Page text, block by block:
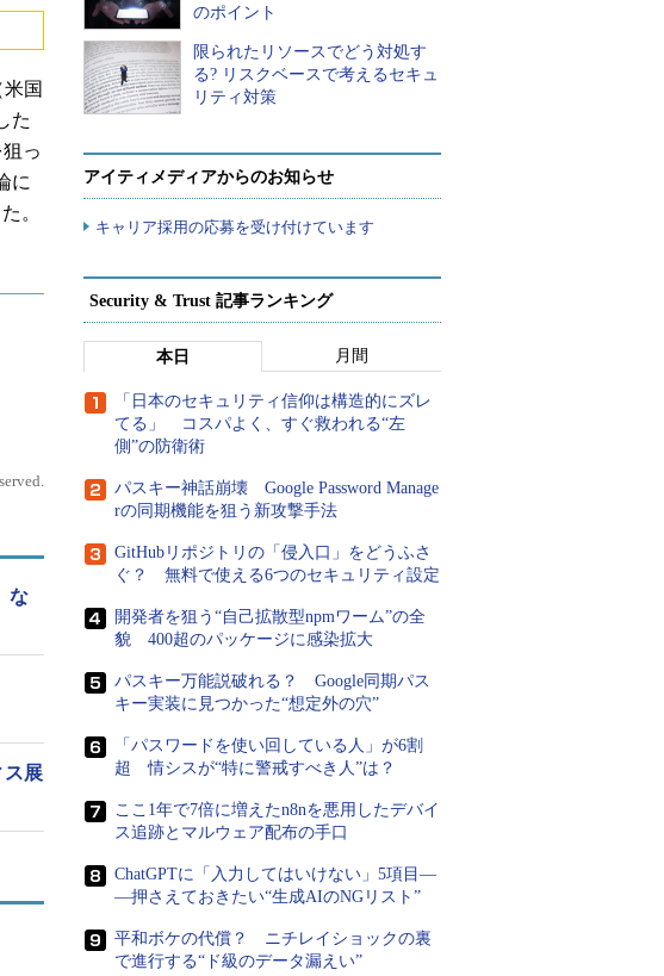
国
た
っ
に
。
な
ス展
のポイント
限られたリソースでどう対処す
る? リスクベースで考えるセキュ
リティ対策
アイティメディアからのお知らせ
キャリア採用の応募を受け付けています
Security & Trust 記事ランキング
本日 月間
「日本のセキュリティ信仰は構造的にズレ
てる」 コスパよく、すぐ救われる“左
側”の防衛術
パスキー神話崩壊 Google Password Manage
rの同期機能を狙う新攻撃手法
GitHubリポジトリの「侵入口」をどうふさ
ぐ？ 無料で使える6つのセキュリティ設定
開発者を狙う“自己拡散型npmワーム”の全
貌 400超のパッケージに感染拡大
パスキー万能説破れる？ Google同期パス
キー実装に見つかった“想定外の穴”
「パスワードを使い回している人」が6割
超 情シスが“特に警戒すべき人”は？
ここ1年で7倍に増えたn8nを悪用したデバイ
ス追跡とマルウェア配布の手口
ChatGPTに「入力してはいけない」5項目―
―押さえておきたい“生成AIのNGリスト”
平和ボケの代償？ ニチレイショックの裏
で進行する“ド級のデータ漏えい”